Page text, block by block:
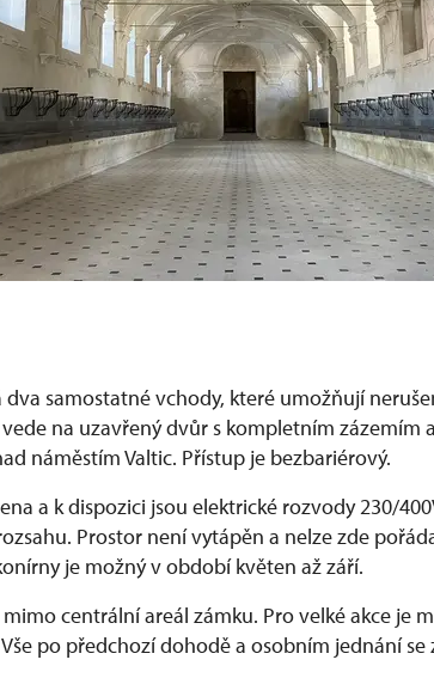
dva samostatné vchody, které umožňují
na uzavřený dvůr s kompletním zázemím
náměstím Valtic. Přístup je bezbariérový.
a k dispozici jsou elektrické rozvody 230/
Prostor není vytápěn a nelze zde
je možný v období květen až září.
centrální areál zámku. Pro velké akce je
po předchozí dohodě a osobním jednání